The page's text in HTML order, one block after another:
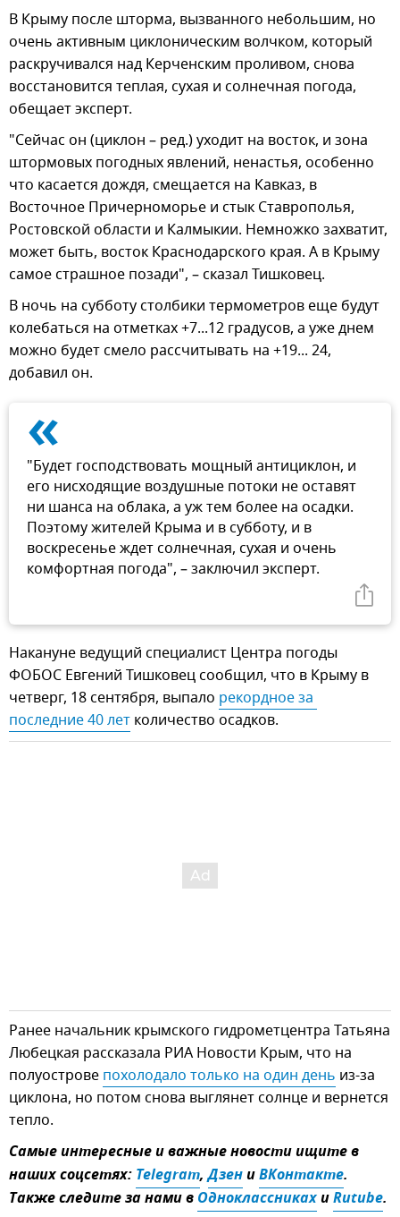
В Крыму после шторма, вызванного небольшим, но
очень активным циклоническим волчком, который
раскручивался над Керченским проливом, снова
восстановится теплая, сухая и солнечная погода,
обещает эксперт.
"Сейчас он (циклон – ред.) уходит на восток, и зона
штормовых погодных явлений, ненастья, особенно
что касается дождя, смещается на Кавказ, в
Восточное Причерноморье и стык Ставрополья,
Ростовской области и Калмыкии. Немножко захватит,
может быть, восток Краснодарского края. А в Крыму
самое страшное позади", – сказал Тишковец.
В ночь на субботу столбики термометров еще будут
колебаться на отметках +7...12 градусов, а уже днем
можно будет смело рассчитывать на +19... 24,
добавил он.
«
"Будет господствовать мощный антициклон, и
его нисходящие воздушные потоки не оставят
ни шанса на облака, а уж тем более на осадки.
Поэтому жителей Крыма и в субботу, и в
воскресенье ждет солнечная, сухая и очень
комфортная погода", – заключил эксперт.
Накануне ведущий специалист Центра погоды
ФОБОС Евгений Тишковец сообщил, что в Крыму в
четверг, 18 сентября, выпало рекордное за
последние 40 лет количество осадков.
Ранее начальник крымского гидрометцентра Татьяна
Любецкая рассказала РИА Новости Крым, что на
полуострове похолодало только на один день из-за
циклона, но потом снова выглянет солнце и вернется
тепло.
Самые интересные и важные новости ищите в
наших соцсетях:Telegram,ДзениВКонтакте.
Также следите за нами вОдноклассникахиRutube.